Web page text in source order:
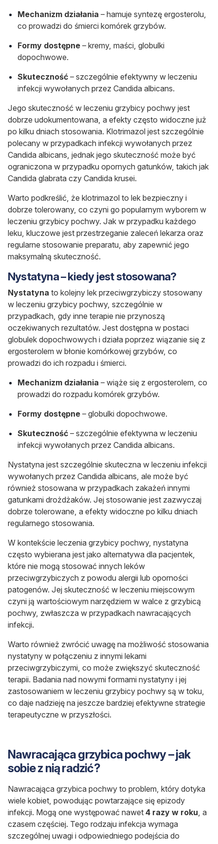
Mechanizm działania – hamuje syntezę ergosterolu,
co prowadzi do śmierci komórek grzybów.
Formy dostępne – kremy, maści, globulki
dopochwowe.
Skuteczność – szczególnie efektywny w leczeniu
infekcji wywołanych przez Candida albicans.
Jego skuteczność w leczeniu grzybicy pochwy jest
dobrze udokumentowana, a efekty często widoczne już
po kilku dniach stosowania. Klotrimazol jest szczególnie
polecany w przypadkach infekcji wywołanych przez
Candida albicans , jednak jego skuteczność może być
ograniczona w przypadku opornych gatunków, takich jak
Candida glabrata czy Candida krusei.
Warto podkreślić, że klotrimazol to lek bezpieczny i
dobrze tolerowany, co czyni go popularnym wyborem w
leczeniu grzybicy pochwy. Jak w przypadku każdego
leku, kluczowe jest przestrzeganie zaleceń lekarza oraz
regularne stosowanie preparatu, aby zapewnić jego
maksymalną skuteczność.
Nystatyna – kiedy jest stosowana?
Nystatyna to kolejny lek przeciwgrzybiczy stosowany
w leczeniu grzybicy pochwy, szczególnie w
przypadkach, gdy inne terapie nie przynoszą
oczekiwanych rezultatów. Jest dostępna w postaci
globulek dopochwowych i działa poprzez wiązanie się z
ergosterolem w błonie komórkowej grzybów, co
prowadzi do ich rozpadu i śmierci.
Mechanizm działania – wiąże się z ergosterolem, co
prowadzi do rozpadu komórek grzybów.
Formy dostępne – globulki dopochwowe.
Skuteczność – szczególnie efektywna w leczeniu
infekcji wywołanych przez Candida albicans.
Nystatyna jest szczególnie skuteczna w leczeniu infekcji
wywołanych przez Candida albicans , ale może być
również stosowana w przypadkach zakażeń innymi
gatunkami drożdżaków. Jej stosowanie jest zazwyczaj
dobrze tolerowane, a efekty widoczne po kilku dniach
regularnego stosowania.
W kontekście leczenia grzybicy pochwy, nystatyna
często wybierana jest jako alternatywa dla pacjentek,
które nie mogą stosować innych leków
przeciwgrzybiczych z powodu alergii lub oporności
patogenów. Jej skuteczność w leczeniu miejscowym
czyni ją wartościowym narzędziem w walce z grzybicą
pochwy, zwłaszcza w przypadkach nawracających
infekcji.
Warto również zwrócić uwagę na możliwość stosowania
nystatyny w połączeniu z innymi lekami
przeciwgrzybiczymi, co może zwiększyć skuteczność
terapii. Badania nad nowymi formami nystatyny i jej
zastosowaniem w leczeniu grzybicy pochwy są w toku,
co daje nadzieję na jeszcze bardziej efektywne strategie
terapeutyczne w przyszłości.
Nawracająca grzybica pochwy – jak
sobie z nią radzić?
Nawracająca grzybica pochwy to problem, który dotyka
wiele kobiet, powodując powtarzające się epizody
infekcji. Mogą one występować nawet 4 razy w roku , a
czasem częściej. Tego rodzaju infekcja wymaga
szczególnej uwagi i odpowiedniego podejścia do